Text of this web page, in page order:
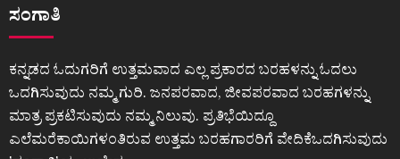
ಸಂಗಾತಿ
ಕನ್ನಡದ ಓದುಗರಿಗೆ ಉತ್ತಮವಾದ ಎಲ್ಲ ಪ್ರಕಾರದ ಬರಹಳನ್ನು ಓದಲು
ಒದಗಿಸುವುದು ನಮ್ಮ ಗುರಿ. ಜನಪರವಾದ, ಜೀವಪರವಾದ ಬರಹಗಳನ್ನು
ಮಾತ್ರ ಪ್ರಕಟಿಸುವುದು ನಮ್ಮ ನಿಲುವು. ಪ್ರತಿಭೆಯಿದ್ದೂ
ಎಲೆಮರೆಕಾಯಿಗಳಂತಿರುವ ಉತ್ತಮ ಬರಹಗಾರರಿಗೆ ವೇದಿಕೆಒದಗಿಸುವುದು